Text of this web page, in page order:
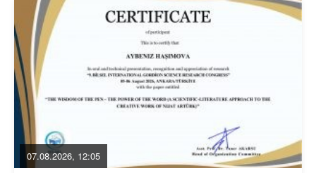
07.08.2026, 12:05